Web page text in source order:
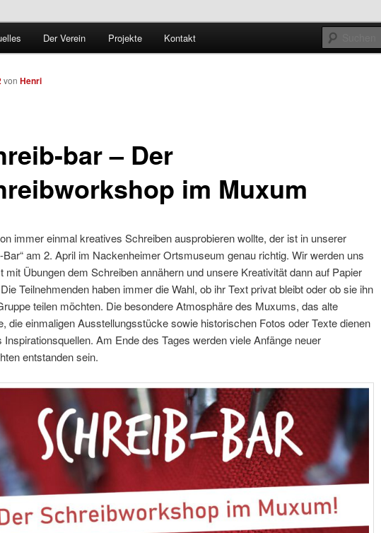
Der Verein Projekte Kontakt
bar – Der
im Muxum
von Henri
immer einmal kreatives Schreiben ausprobieren wollte, der ist in unserer
Bar“ am 2. April im Nackenheimer Ortsmuseum genau richtig. Wir werden uns
mit Übungen dem Schreiben annähern und unsere Kreativität dann auf Papier
Teilnehmenden haben immer die Wahl, ob ihr Text privat bleibt oder ob sie ihn
teilen möchten. Die besondere Atmosphäre des Muxums, das alte
die einmaligen Ausstellungsstücke sowie historischen Fotos oder Texte dienen
Inspirationsquellen. Am Ende des Tages werden viele Anfänge neuer
entstanden sein.